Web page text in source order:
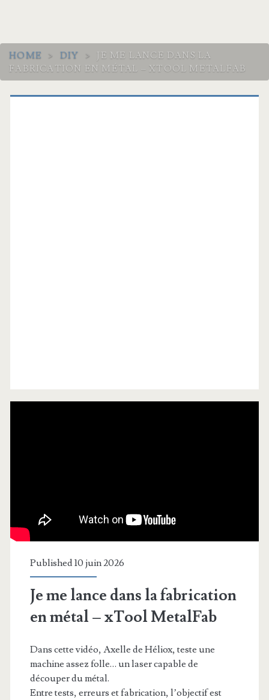
HOME > DIY >
JE ME LANCE DANS LA
FABRICATION EN MÉTAL – XTOOL METALFAB
Published 10 juin 2026
Je me lance dans la fabrication
en métal – xTool MetalFab
Dans cette vidéo, Axelle de Héliox, teste une
machine assez folle… un laser capable de
découper du métal.
Entre tests, erreurs et fabrication, l’objectif est